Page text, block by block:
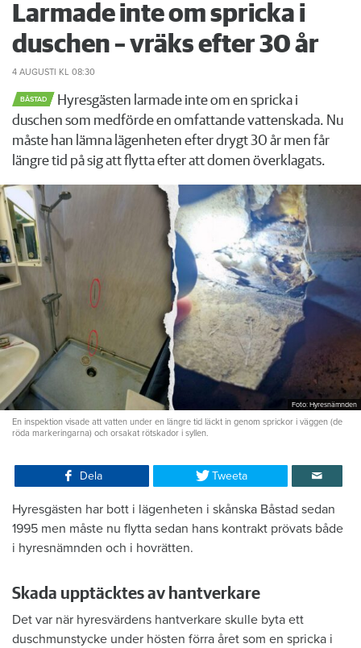
Larmade inte om spricka i
duschen – vräks efter 30 år
4 AUGUSTI KL 08:30
BÅSTAD
Hyresgästen larmade inte om en spricka i
duschen som medförde en omfattande vattenskada. Nu
måste han lämna lägenheten efter drygt 30 år men får
längre tid på sig att flytta efter att domen överklagats.
Foto: Hyresnämnden
En inspektion visade att vatten under en längre tid läckt in genom sprickor i väggen (de
röda markeringarna) och orsakat rötskador i syllen.
Dela Tweeta
Hyresgästen har bott i lägenheten i skånska Båstad sedan
1995 men måste nu flytta sedan hans kontrakt prövats både
i hyresnämnden och i hovrätten.
Skada upptäcktes av hantverkare
Det var när hyresvärdens hantverkare skulle byta ett
duschmunstycke under hösten förra året som en spricka i